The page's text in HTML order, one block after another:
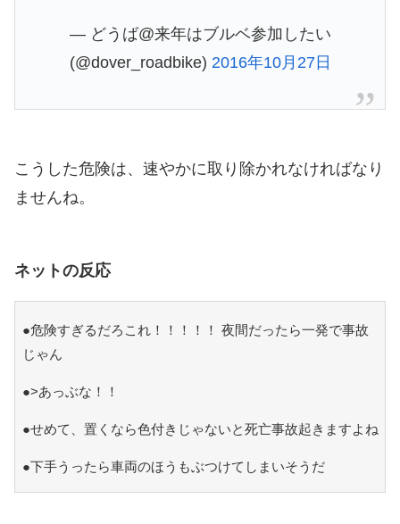
— どうば@来年はブルベ参加したい
(@dover_roadbike) 2016年10月27日
こうした危険は、速やかに取り除かれなければなり
ませんね。
ネットの反応
●危険すぎるだろこれ！！！！！ 夜間だったら一発で事故
じゃん
●>あっぶな！！
●せめて、置くなら色付きじゃないと死亡事故起きますよね
●下手うったら車両のほうもぶつけてしまいそうだ